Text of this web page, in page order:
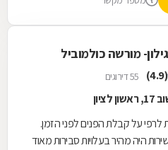
מורשה כולמוביל
(4.9) 55 דירוגים
לרפי על קבלת הפנים לפני הזמן.
היה מהיר בעלויות סבירות מאוד